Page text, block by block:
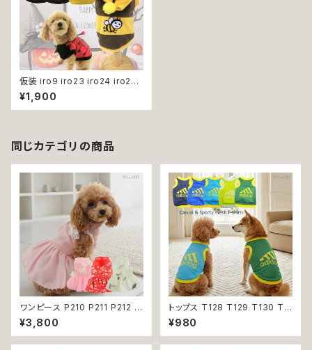
仮装 iro9 iro23 iro24 iro25
トップス コスプレ コス コスチュ
ーム ハロウィン 蜂 ハチ Bee
ビー てんとう虫 犬 猫 ペット 犬
¥1,900
同じカテゴリの商品
ワンピース P210 P211 P212 犬
イエロー ピンク ホワイト レッド
レモン 蝶 フラワー 猫 ペット 服
犬服 犬の服 犬洋服 犬の洋服
¥3,800
トップス T128 T129 T130 T1
31 T132 Ｔシャツ 1-7号 小型
犬用 スポーティー カジュアル
メッシュ ノースリーブ ブルー グ
¥980